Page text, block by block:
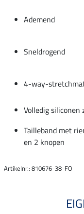
Ademend
Sneldrogend
4-way-
Volledig siliconen
Tailleband met
en 2 knopen
Artikelnr.: 810676-38-FO